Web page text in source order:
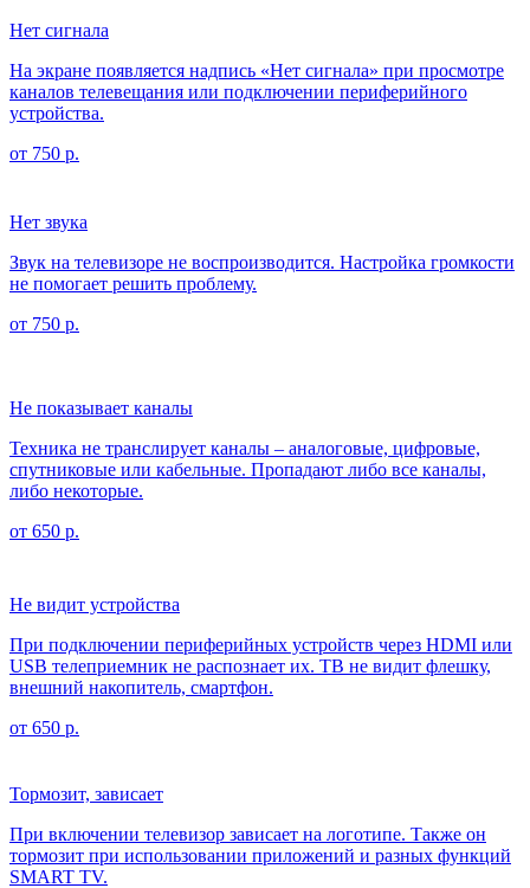
Нет сигнала
На экране появляется надпись «Нет сигнала» при просмотре
каналов телевещания или подключении периферийного
устройства.
от 750 р.
Нет звука
Звук на телевизоре не воспроизводится. Настройка громкости
не помогает решить проблему.
от 750 р.
Не показывает каналы
Техника не транслирует каналы – аналоговые, цифровые,
спутниковые или кабельные. Пропадают либо все каналы,
либо некоторые.
от 650 р.
Не видит устройства
При подключении периферийных устройств через HDMI или
USB телеприемник не распознает их. ТВ не видит флешку,
внешний накопитель, смартфон.
от 650 р.
Тормозит, зависает
При включении телевизор зависает на логотипе. Также он
тормозит при использовании приложений и разных функций
SMART TV.